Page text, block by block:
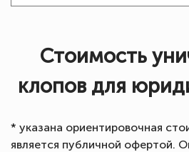
Стоимость
клопов для
* указана ориентировочная
является публичной офертой.